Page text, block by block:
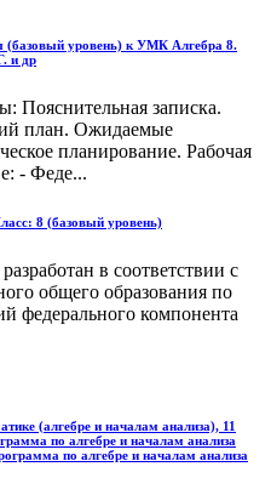
(базовый уровень) к УМК Алгебра 8.
и др
Пояснительная записка.
план. Ожидаемые
планирование. Рабочая
- Феде...
8 (базовый уровень)
в соответствии с
общего образования по
федерального компонента
(алгебре и началам анализа), 11
по алгебре и началам анализа
по алгебре и началам анализа